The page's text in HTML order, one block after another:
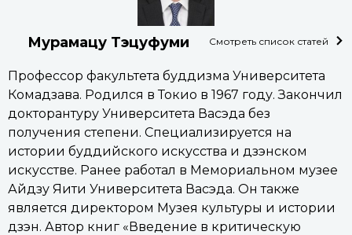
Мурамацу Тэцуфуми Смотреть список статей
Профессор факультета буддизма Университета
Комадзава. Родился в Токио в 1967 году. Закончил
докторантуру Университета Васэда без
получения степени. Специализируется на
истории буддийского искусства и дзэнском
искусстве. Ранее работал в Мемориальном музее
Айдзу Яити Университета Васэда. Он также
является директором Музея культуры и истории
дзэн. Автор книг «Введение в критическую